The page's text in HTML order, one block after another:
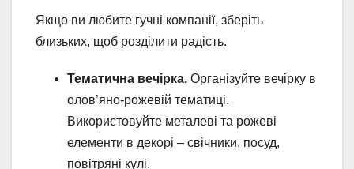
Якщо ви любите гучні компанії, зберіть
близьких, щоб розділити радість.
Тематична вечірка. Організуйте вечірку в
олов’яно-рожевій тематиці.
Використовуйте металеві та рожеві
елементи в декорі – свічники, посуд,
повітряні кулі.